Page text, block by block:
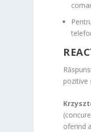
pozitive
oferind